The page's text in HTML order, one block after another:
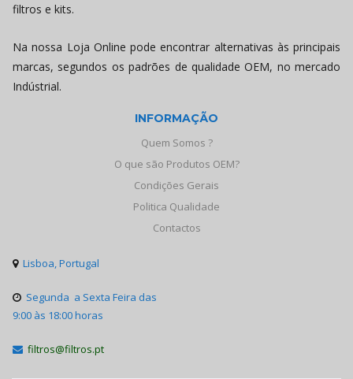
filtros e kits.
Na nossa Loja Online pode encontrar alternativas às principais
marcas, segundos os padrões de qualidade OEM, no mercado
Indústrial.
INFORMAÇÃO
Quem Somos ?
O que são Produtos OEM?
Condições Gerais
Politica Qualidade
Contactos
 Lisboa, Portugal
 Segunda a Sexta Feira das
9:00 às 18:00 horas
 filtros@filtros.pt